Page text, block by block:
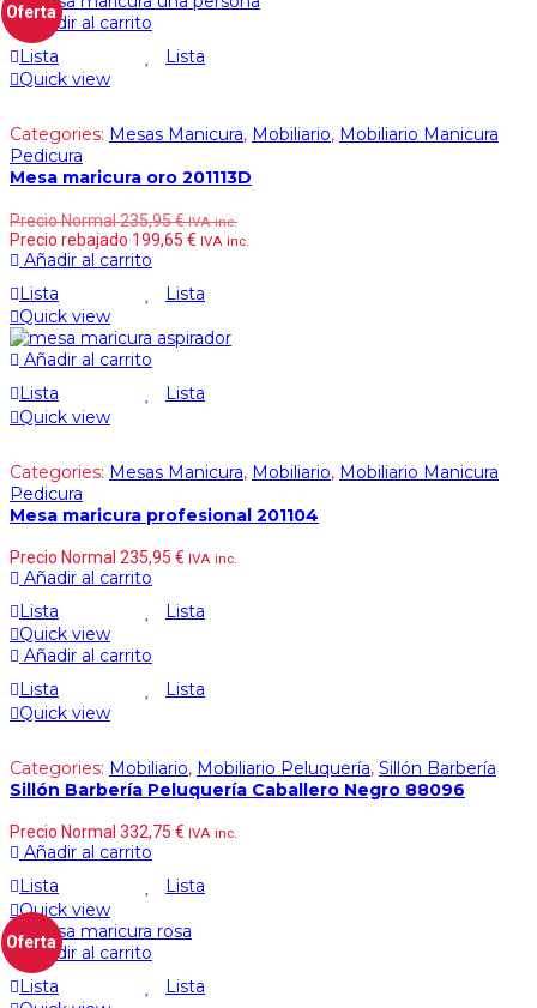
Oferta
Añadir al carrito
Lista
Lista
Quick view
Categories: Mesas Manicura, Mobiliario, Mobiliario Manicura
Pedicura
Mesa maricura oro 201113D
Precio Normal235,95€ IVA inc.
Precio rebajado 199,65 € IVA inc.
Añadir al carrito
Lista
Lista
Quick view
Añadir al carrito
Lista
Lista
Quick view
Categories: Mesas Manicura, Mobiliario, Mobiliario Manicura
Pedicura
Mesa maricura profesional 201104
Precio Normal 235,95 € IVA inc.
Añadir al carrito
Lista
Lista
Quick view
Añadir al carrito
Lista
Lista
Quick view
Categories: Mobiliario, Mobiliario Peluquería, Sillón Barbería
Sillón Barbería Peluquería Caballero Negro 88096
Precio Normal 332,75 € IVA inc.
Añadir al carrito
Lista
Lista
Quick view
Oferta
Añadir al carrito
Lista
Lista